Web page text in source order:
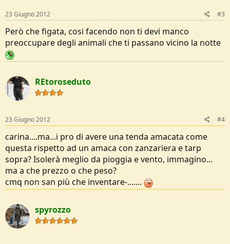
23 Giugno 2012 #3
Però che figata, cosi facendo non ti devi manco
preoccupare degli animali che ti passano vicino la notte
REtoroseduto
23 Giugno 2012 #4
carina....ma...i pro di avere una tenda amacata come
questa rispetto ad un amaca con zanzariera e tarp
sopra? Isolerà meglio da pioggia e vento, immagino...
ma a che prezzo o che peso?
cmq non san più che inventare-.......
spyrozzo